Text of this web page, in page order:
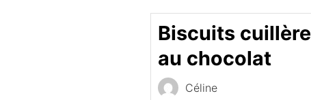
Biscuits cuillère
au chocolat
Céline